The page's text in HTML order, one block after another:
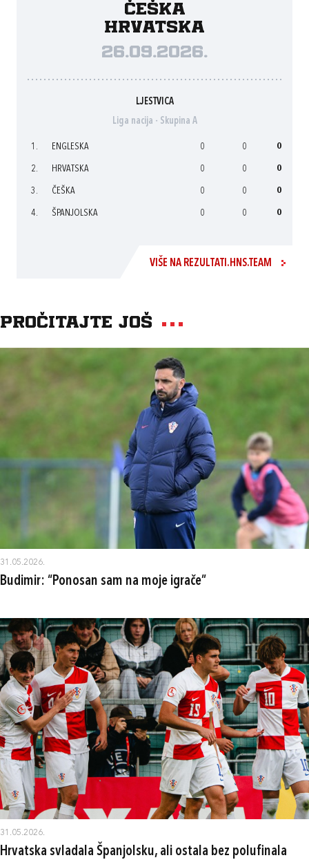
Češka
Hrvatska
26.09.2026.
LJESTVICA
Liga nacija - Skupina A
1. ENGLESKA 0 0 0
2. HRVATSKA 0 0 0
3. ČEŠKA 0 0 0
4. ŠPANJOLSKA 0 0 0
VIŠE NA REZULTATI.HNS.TEAM
Pročitajte još
31.05.2026.
Budimir: “Ponosan sam na moje igrače”
31.05.2026.
Hrvatska svladala Španjolsku, ali ostala bez polufinala